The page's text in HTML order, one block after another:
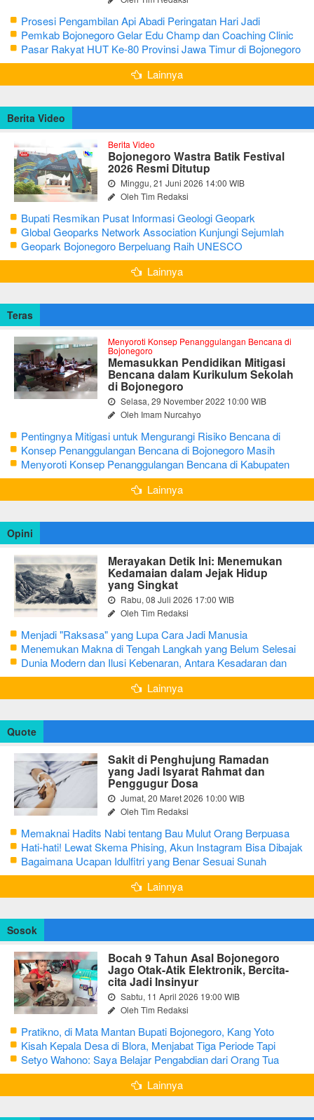
Prosesi Pengambilan Api Abadi Peringatan Hari Jadi
Bojonegoro Ke-348
Pemkab Bojonegoro Gelar Edu Champ dan Coaching Clinic
Seni Reog dan Jaranan
Pasar Rakyat HUT Ke-80 Provinsi Jawa Timur di Bojonegoro
Lainnya
Berita Video
Berita Video
Bojonegoro Wastra Batik Festival
2026 Resmi Ditutup
Minggu, 21 Juni 2026 14:00 WIB
Oleh Tim Redaksi
Bupati Resmikan Pusat Informasi Geologi Geopark
Bojonegoro
Global Geoparks Network Association Kunjungi Sejumlah
Geosite di Bojonegoro
Geopark Bojonegoro Berpeluang Raih UNESCO
Global Geopark
Lainnya
Teras
Menyoroti Konsep Penanggulangan Bencana di
Bojonegoro
Memasukkan Pendidikan Mitigasi
Bencana dalam Kurikulum Sekolah
di Bojonegoro
Selasa, 29 November 2022 10:00 WIB
Oleh Imam Nurcahyo
Pentingnya Mitigasi untuk Mengurangi Risiko Bencana di
Bojonegoro
Konsep Penanggulangan Bencana di Bojonegoro Masih
Mengutamakan Tanggap Darurat
Menyoroti Konsep Penanggulangan Bencana di Kabupaten
Bojonegoro
Lainnya
Opini
Merayakan Detik Ini: Menemukan
Kedamaian dalam Jejak Hidup
yang Singkat
Rabu, 08 Juli 2026 17:00 WIB
Oleh Tim Redaksi
Menjadi "Raksasa" yang Lupa Cara Jadi Manusia
Menemukan Makna di Tengah Langkah yang Belum Selesai
Dunia Modern dan Ilusi Kebenaran, Antara Kesadaran dan
terjebak Tipu Daya
Lainnya
Quote
Sakit di Penghujung Ramadan
yang Jadi Isyarat Rahmat dan
Penggugur Dosa
Jumat, 20 Maret 2026 10:00 WIB
Oleh Tim Redaksi
Memaknai Hadits Nabi tentang Bau Mulut Orang Berpuasa
Secara Bijak Agar Tidak Menggangu
Hati-hati! Lewat Skema Phising, Akun Instagram Bisa Dibajak
Kurang dari 3 Menit
Bagaimana Ucapan Idulfitri yang Benar Sesuai Sunah
Rasulullah
Lainnya
Sosok
Bocah 9 Tahun Asal Bojonegoro
Jago Otak-Atik Elektronik, Bercita-
cita Jadi Insinyur
Sabtu, 11 April 2026 19:00 WIB
Oleh Tim Redaksi
Pratikno, di Mata Mantan Bupati Bojonegoro, Kang Yoto
Kisah Kepala Desa di Blora, Menjabat Tiga Periode Tapi
Masih Hidup Sederhana
Setyo Wahono: Saya Belajar Pengabdian dari Orang Tua
Lainnya